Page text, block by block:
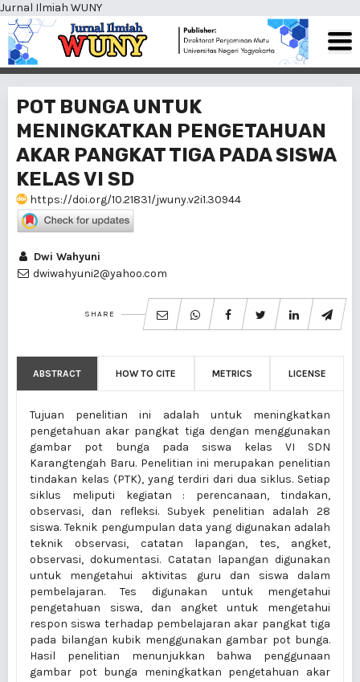
Jurnal Ilmiah WUNY
POT BUNGA UNTUK
MENINGKATKAN PENGETAHUAN
AKAR PANGKAT TIGA PADA SISWA
KELAS VI SD
https://doi.org/10.21831/jwuny.v2i1.30944
Dwi Wahyuni
dwiwahyuni2@yahoo.com
SHARE
ABSTRACT HOW TO CITE METRICS LICENSE
Tujuan penelitian ini adalah untuk meningkatkan
pengetahuan akar pangkat tiga dengan menggunakan
gambar pot bunga pada siswa kelas VI SDN
Karangtengah Baru. Penelitian ini merupakan penelitian
tindakan kelas (PTK), yang terdiri dari dua siklus. Setiap
siklus meliputi kegiatan : perencanaan, tindakan,
observasi, dan refleksi. Subyek penelitian adalah 28
siswa. Teknik pengumpulan data yang digunakan adalah
teknik observasi, catatan lapangan, tes, angket,
observasi, dokumentasi. Catatan lapangan digunakan
untuk mengetahui aktivitas guru dan siswa dalam
pembelajaran. Tes digunakan untuk mengetahui
pengetahuan siswa, dan angket untuk mengetahui
respon siswa terhadap pembelajaran akar pangkat tiga
pada bilangan kubik menggunakan gambar pot bunga.
Hasil penelitian menunjukkan bahwa penggunaan
gambar pot bunga meningkatkan pengetahuan akar